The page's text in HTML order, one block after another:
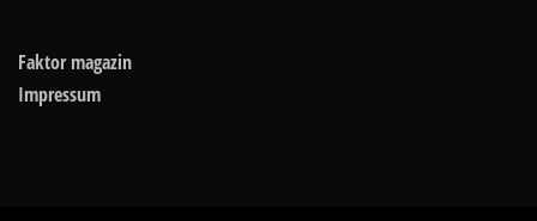
Faktor magazin
Impressum